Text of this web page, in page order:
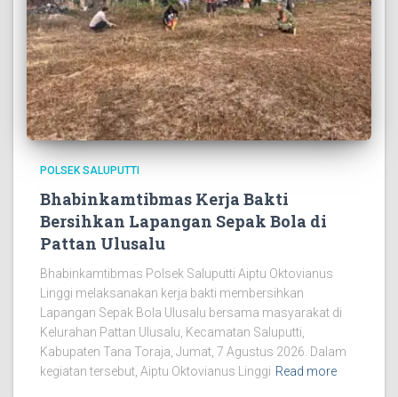
POLSEK SALUPUTTI
Bhabinkamtibmas Kerja Bakti
Bersihkan Lapangan Sepak Bola di
Pattan Ulusalu
Bhabinkamtibmas Polsek Saluputti Aiptu Oktovianus
Linggi melaksanakan kerja bakti membersihkan
Lapangan Sepak Bola Ulusalu bersama masyarakat di
Kelurahan Pattan Ulusalu, Kecamatan Saluputti,
Kabupaten Tana Toraja, Jumat, 7 Agustus 2026. Dalam
kegiatan tersebut, Aiptu Oktovianus Linggi Read more